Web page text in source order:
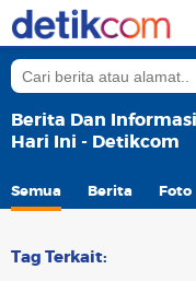
Berita Dan
Hari Ini - Detikcom
Semua Berita Foto
Tag Terkait: